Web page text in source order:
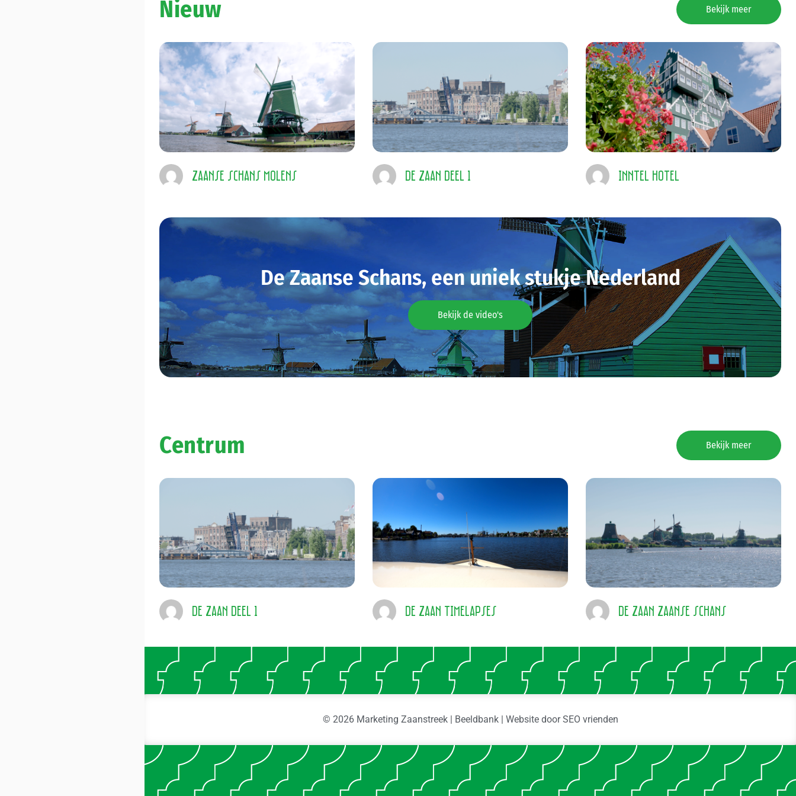
Nieuw Bekijk meer
Zaanse Schans molens De Zaan deel 1 Inntel Hotel
De Zaanse Schans, een uniek stukje Nederland
Bekijk de video's
Centrum Bekijk meer
De Zaan deel 1 De Zaan timelapses De Zaan Zaanse Schans
© 2026 Marketing Zaanstreek | Beeldbank | Website doorSEO vrienden